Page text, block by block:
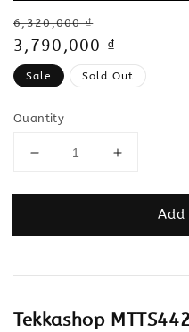
Regular
price
6,320,000 ₫
Sale
price
3,790,000 ₫
Sale Sold Out
Quantity
Tekkashop